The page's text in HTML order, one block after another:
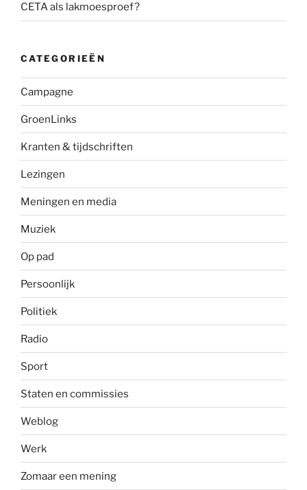
CETA als lakmoesproef?
CATEGORIEËN
Campagne
GroenLinks
Kranten & tijdschriften
Lezingen
Meningen en media
Muziek
Op pad
Persoonlijk
Politiek
Radio
Sport
Staten en commissies
Weblog
Werk
Zomaar een mening